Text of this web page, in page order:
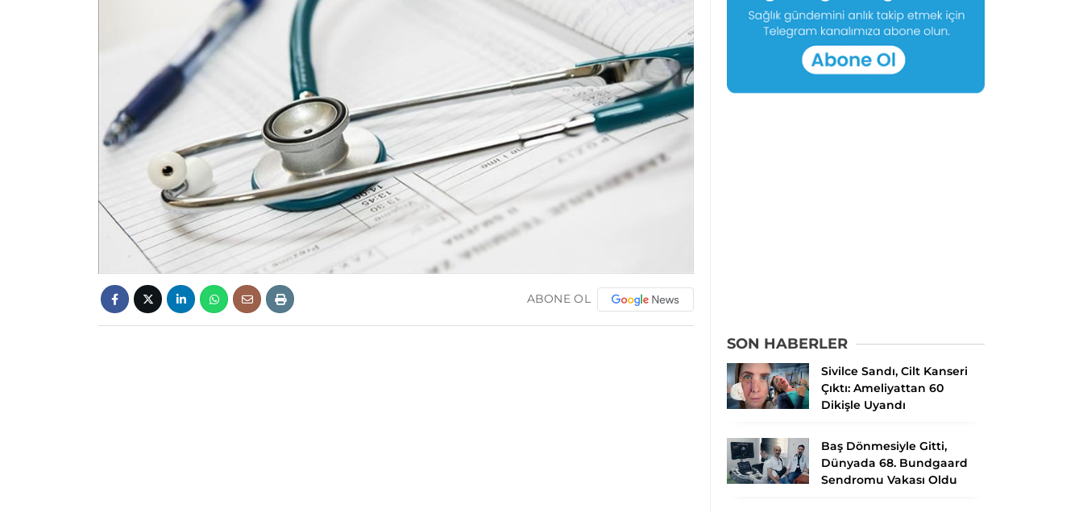
ABONE OL
SON HABERLER
Sivilce Sandı, Cilt Kanseri
Çıktı: Ameliyattan 60
Dikişle Uyandı
Baş Dönmesiyle Gitti,
Dünyada 68. Bundgaard
Sendromu Vakası Oldu